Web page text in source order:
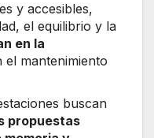
y accesibles,
el equilibrio y la
en la
el mantenimiento
buscan
propuestas